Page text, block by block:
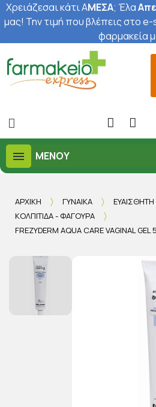
Χρειάζεσαι κάτι ΑΜΕΣΑ; Έλα
μας! Την τιμή που βλέπεις στο
φαρμακεία
ΜΕΝΟΎ
ΑΡΧΙΚΉ ΓΥΝΑΊΚΑ
ΚΟΛΠΊΤΙΔΑ - ΦΑΓΟΎΡΑ
FREZYDERM AQUA CARE VAGINAL GEL